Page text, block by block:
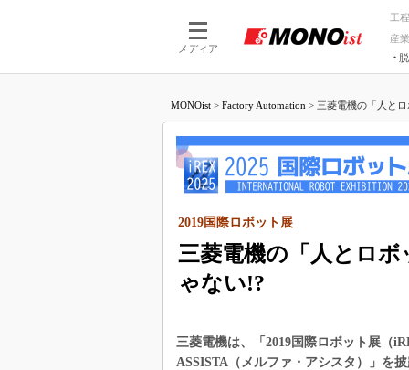
メディア
工
産
つながる工場
つながるサー
AI×設備
MONOist > Factory Automation > 三菱電機の「人と
三菱電機の「人とロ
ゃない!?
2019国際ロボット展
三菱電機は、「2019国際ロボット展（
ASSISTA（メルファ・アシスタ）」を